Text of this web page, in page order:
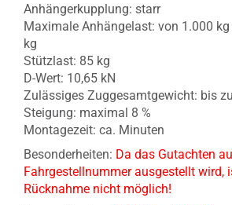
Anhängerkupplung: starr
Maximale Anhängelast: von 1.000
kg
Stützlast: 85 kg
D-Wert: 10,65 kN
Zulässiges Zuggesamtgewicht: bis
Steigung: maximal 8 %
Montagezeit: ca. Minuten
Besonderheiten: Da das Gutachten
Fahrgestellnummer ausgestellt wird,
Rücknahme nicht möglich!